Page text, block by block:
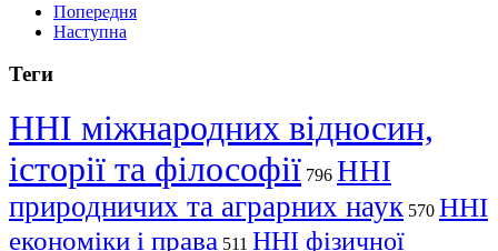
Попередня
Наступна
Теги
ННІ міжнародних відносин,
історії та філософії 796 ННІ
природничих та аграрних наук 570 ННІ
економіки і права 511 ННІ фізичної